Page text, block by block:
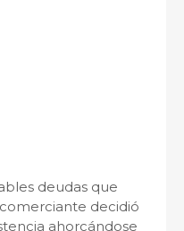
deudas que
decidió
ahorcándose